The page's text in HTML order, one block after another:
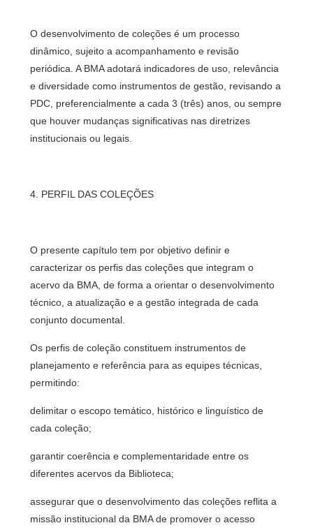
O desenvolvimento de coleções é um processo
dinâmico, sujeito a acompanhamento e revisão
periódica. A BMA adotará indicadores de uso, relevância
e diversidade como instrumentos de gestão, revisando a
PDC, preferencialmente a cada 3 (três) anos, ou sempre
que houver mudanças significativas nas diretrizes
institucionais ou legais.
4. PERFIL DAS COLEÇÕES
O presente capítulo tem por objetivo definir e
caracterizar os perfis das coleções que integram o
acervo da BMA, de forma a orientar o desenvolvimento
técnico, a atualização e a gestão integrada de cada
conjunto documental.
Os perfis de coleção constituem instrumentos de
planejamento e referência para as equipes técnicas,
permitindo:
delimitar o escopo temático, histórico e linguístico de
cada coleção;
garantir coerência e complementaridade entre os
diferentes acervos da Biblioteca;
assegurar que o desenvolvimento das coleções reflita a
missão institucional da BMA de promover o acesso